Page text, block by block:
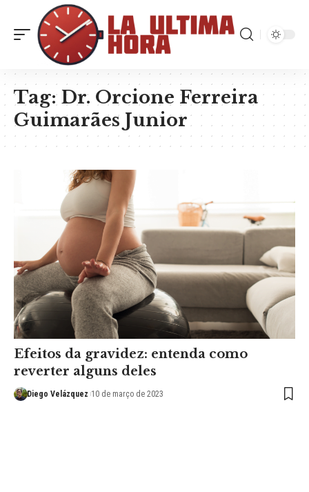
Tag:Dr. Orcione Ferreira
Guimarães Junior
Efeitos da gravidez: entenda como
reverter alguns deles
Diego Velázquez 10 de março de 2023